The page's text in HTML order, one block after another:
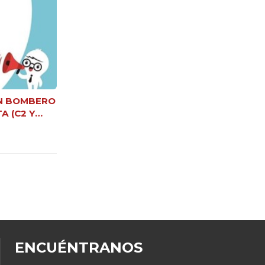
BOMBERO
(C2 Y
ENCUÉNTRANOS